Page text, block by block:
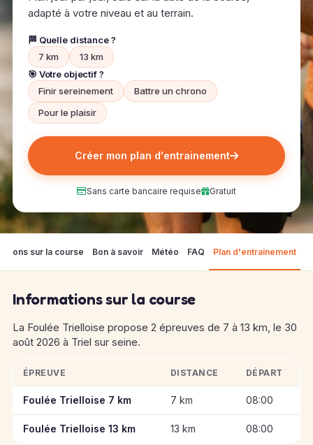
adapté à votre niveau et au terrain.
🏁 Quelle distance ?
7 km
13 km
🎯 Votre objectif ?
Finir sereinement
Battre un chrono
Pour le plaisir
Créer mon plan d'entrainement
Sans carte bancaire requise Gratuit
sur la course Bon à savoir Météo FAQ Plan d'entrainement
Informations sur la course
La Foulée Trielloise propose 2 épreuves de 7 à 13 km, le 30
août 2026 à Triel sur seine.
Informations clés des épreuves de La Foulée Trielloise
ÉPREUVE DISTANCE DÉPART
Foulée Trielloise 7 km 7 km 08:00
Foulée Trielloise 13 km 13 km 08:00